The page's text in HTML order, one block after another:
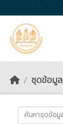
ชุดข้อมูล